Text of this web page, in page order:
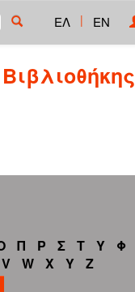
ΕΛ | EN
Π Ρ Σ Τ Υ Φ
V W X Y Z